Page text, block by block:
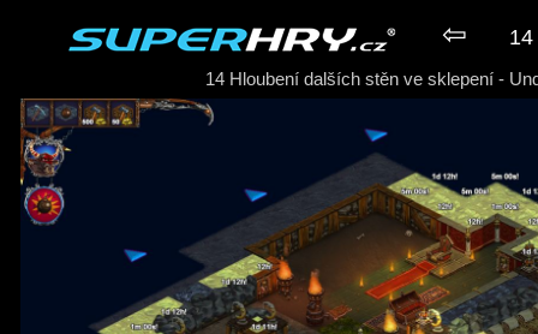
⇦
► Hra UnderMaster
14 Hloubení dalších stěn ve sklepení -